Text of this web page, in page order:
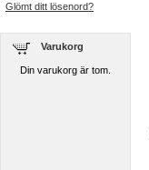
Glömt ditt lösenord?
Varukorg
Din varukorg är tom.